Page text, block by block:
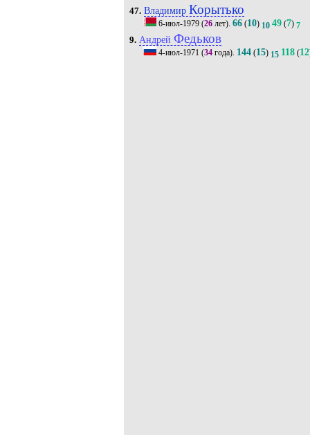
47. Владимир Корытько
6-июл-1979(26лет). 66(10) 10 49(7) 7
9. Андрей Федьков
4-июл-1971 (34года). 144(15) 15 118(12